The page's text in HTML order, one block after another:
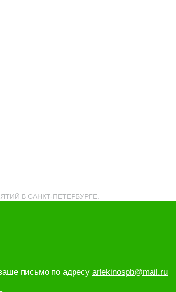
В САНКТ-ПЕТЕРБУРГЕ.
письмо по адресу arlekinospb@mail.ru